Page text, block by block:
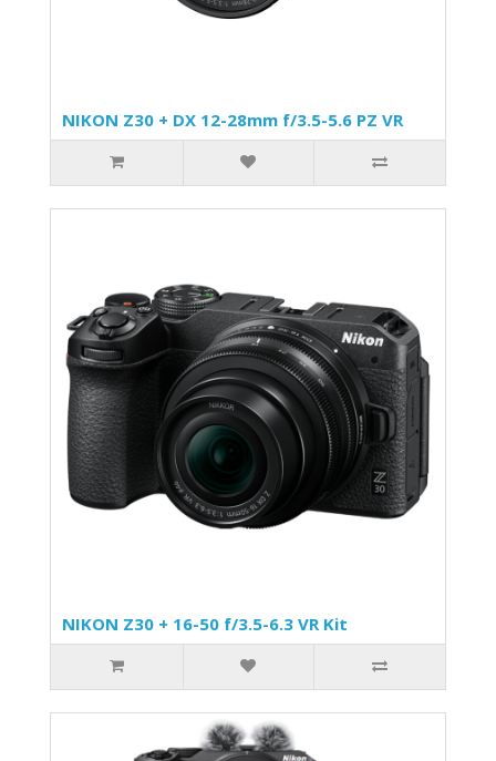
NIKON Z30 + DX 12-28mm f/3.5-5.6 PZ VR
NIKON Z30 + 16-50 f/3.5-6.3 VR Kit